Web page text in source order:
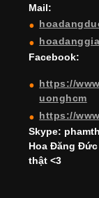
Mail:
Facebook:
https://
uonghcm
https://
Skype:
Hoa Đăng
thật <3